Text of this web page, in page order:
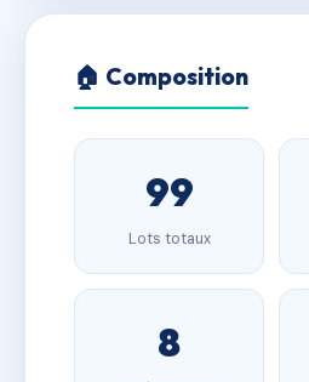
🏠 Composition
99
Lots totaux
8